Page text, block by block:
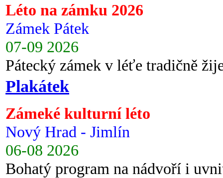
Léto na zámku 2026
Zámek Pátek
07-09 2026
Pátecký zámek v léťe tradičně
Plakátek
Zámeké kulturní léto
Nový Hrad - Jimlín
06-08 2026
Bohatý program na nádvoří i